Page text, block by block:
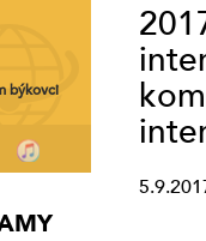
býkovci